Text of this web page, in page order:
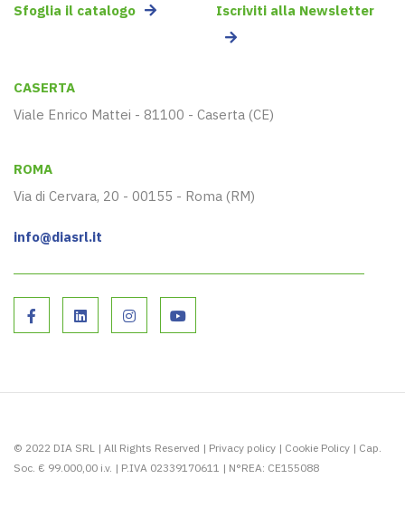
Sfoglia il catalogo Iscriviti alla Newsletter
CASERTA
Viale Enrico Mattei - 81100 - Caserta (CE)
ROMA
Via di Cervara, 20 - 00155 - Roma (RM)
info@diasrl.it
© 2022 DIA SRL | All Rights Reserved | Privacy policy | Cookie Policy | Cap.
Soc. € 99.000,00 i.v. | P.IVA 02339170611 | N°REA: CE155088